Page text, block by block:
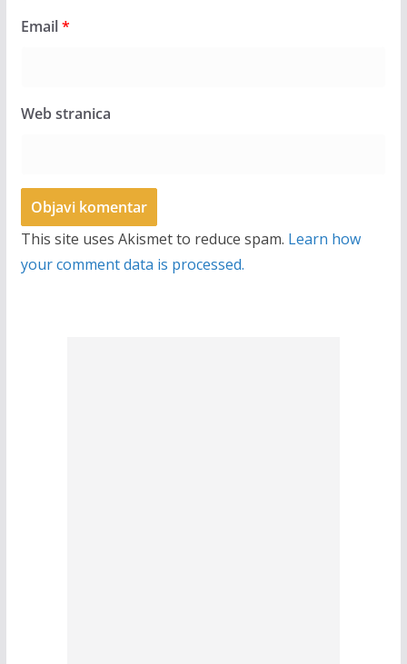
Email*
Web stranica
This site uses Akismet to reduce spam. Learn how
your comment data is processed.